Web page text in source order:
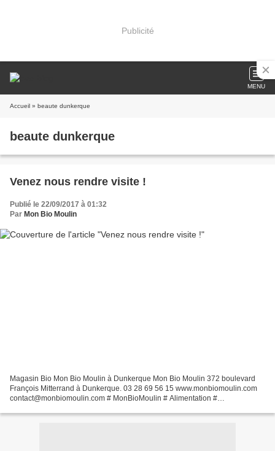
Publicité
MENU
Accueil » beaute dunkerque
beaute dunkerque
Venez nous rendre visite !
Publié le 22/09/2017 à 01:32
Par Mon Bio Moulin
Magasin Bio Mon Bio Moulin à Dunkerque Mon Bio Moulin 372 boulevard
François Mitterrand à Dunkerque. 03 28 69 56 15 www.monbiomoulin.com
contact@monbiomoulin.com # MonBioMoulin # Alimentation #